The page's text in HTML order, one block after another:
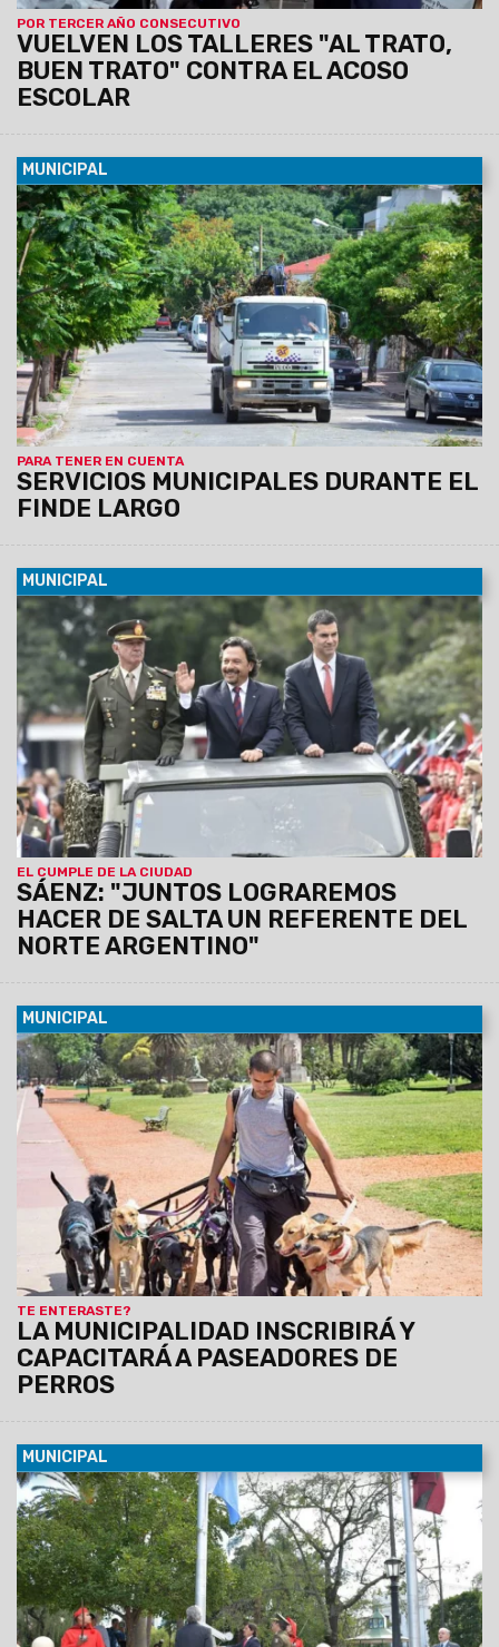
POR TERCER AÑO CONSECUTIVO
VUELVEN LOS TALLERES "AL TRATO,
BUEN TRATO" CONTRA EL ACOSO
ESCOLAR
MUNICIPAL
PARA TENER EN CUENTA
SERVICIOS MUNICIPALES DURANTE EL
FINDE LARGO
18/04/2019 No habrá recolección de residuos desde las 21
de mañana jueves y hasta las 21 del viernes. El mercado
San Miguel permanecerá cerrado el viernes a la tarde El
resto de las áreas municipales mantendrá guardias activas.
MUNICIPAL
EL CUMPLE DE LA CIUDAD
SÁENZ: "JUNTOS LOGRAREMOS
HACER DE SALTA UN REFERENTE DEL
NORTE ARGENTINO"
17/04/2019
Así se expresó el intendente de Salta,
Gustavo Sáenz, durante los actos en conmemoración del
437° aniversario de la fundación de Salta.
MUNICIPAL
TE ENTERASTE?
LA MUNICIPALIDAD INSCRIBIRÁ Y
CAPACITARÁ A PASEADORES DE
PERROS
16/04/2019 Se coordinan acciones para regularizar y
fomentar la actividad como fuente de salida laboral.
MUNICIPAL
16/04/2019 Los actos centrales serán presididos por el
intendente Gustavo Sáenz y se llevarán a cabo en el Cabildo
y en el parque San Martín.